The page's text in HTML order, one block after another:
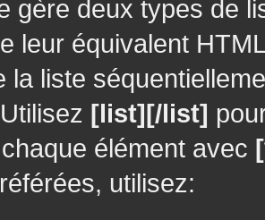
gère deux types de
leur équivalent
la liste
[list][/list]
élément avec
utilisez: